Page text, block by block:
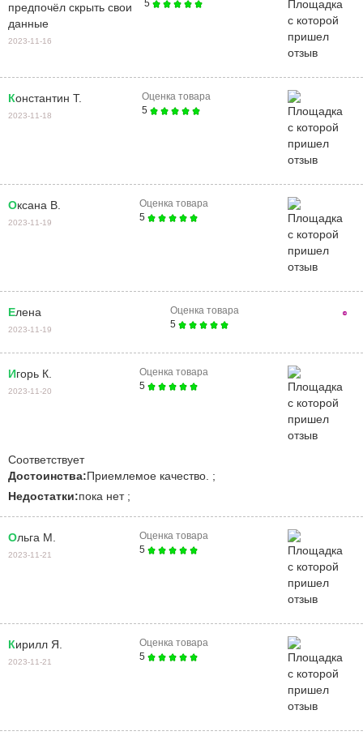
предпочёл скрыть свои
данные
2023-11-16
5
Константин Т.
2023-11-18
Оценка товара
5
Оксана В.
2023-11-19
Оценка товара
5
Елена
2023-11-19
Оценка товара
5
Игорь К.
2023-11-20
Оценка товара
5
Соответствует
Достоинства:Приемлемое качество. ;
Недостатки:пока нет ;
Ольга М.
2023-11-21
Оценка товара
5
Кирилл Я.
2023-11-21
Оценка товара
5